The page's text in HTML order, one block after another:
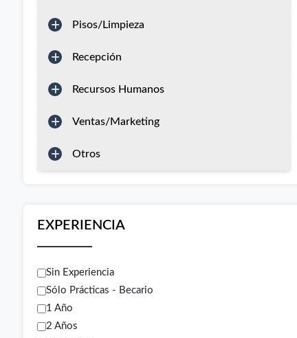
Pisos/Limpieza
Recepción
Recursos Humanos
Ventas/Marketing
Otros
EXPERIENCIA
Sin Experiencia
Sólo Prácticas - Becario
1 Año
2 Años